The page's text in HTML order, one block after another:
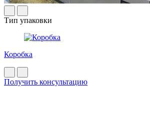
Тип упаковки
Коробка
Получить консультацию